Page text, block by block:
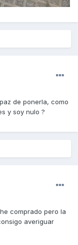
de ponerla, como
y soy nulo ?
comprado pero la
averiguar